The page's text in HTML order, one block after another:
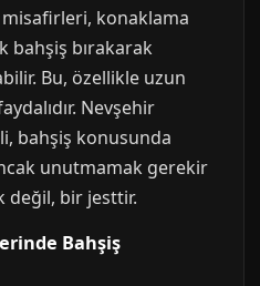
konaklama
bahşiş bırakarak
Bu, özellikle uzun
Nevşehir
bahşiş konusunda
unutmamak gerekir
değil, bir jesttir.
Bahşiş